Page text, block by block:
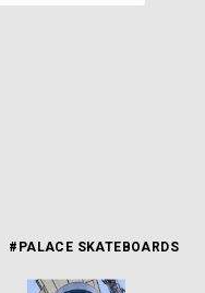
#PALACE SKATEBOARDS